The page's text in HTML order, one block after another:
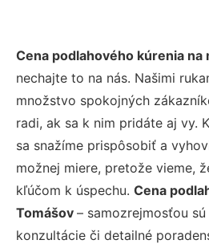
Cena podlahového kúrenia na
nechajte to na nás. Našimi
množstvo spokojných
radi, ak sa k nim pridáte aj vy.
sa snažíme prispôsobiť a
možnej miere, pretože vieme,
kľúčom k úspechu. Cena
Tomášov – samozrejmosťou
konzultácie či detailné